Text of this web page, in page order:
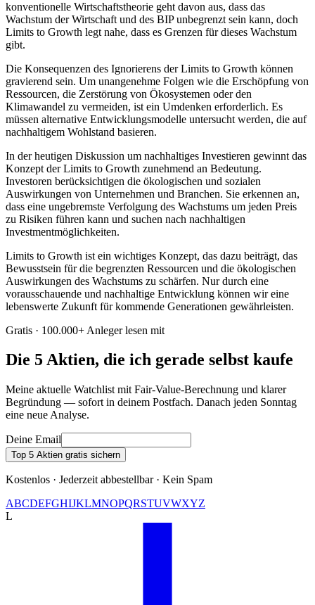
konventionelle Wirtschaftstheorie geht davon aus, dass das
Wachstum der Wirtschaft und des BIP unbegrenzt sein kann, doch
Limits to Growth legt nahe, dass es Grenzen für dieses Wachstum
gibt.
Die Konsequenzen des Ignorierens der Limits to Growth können
gravierend sein. Um unangenehme Folgen wie die Erschöpfung von
Ressourcen, die Zerstörung von Ökosystemen oder den
Klimawandel zu vermeiden, ist ein Umdenken erforderlich. Es
müssen alternative Entwicklungsmodelle untersucht werden, die auf
nachhaltigem Wohlstand basieren.
In der heutigen Diskussion um nachhaltiges Investieren gewinnt das
Konzept der Limits to Growth zunehmend an Bedeutung.
Investoren berücksichtigen die ökologischen und sozialen
Auswirkungen von Unternehmen und Branchen. Sie erkennen an,
dass eine ungebremste Verfolgung des Wachstums um jeden Preis
zu Risiken führen kann und suchen nach nachhaltigen
Investmentmöglichkeiten.
Limits to Growth ist ein wichtiges Konzept, das dazu beiträgt, das
Bewusstsein für die begrenzten Ressourcen und die ökologischen
Auswirkungen des Wachstums zu schärfen. Nur durch eine
vorausschauende und nachhaltige Entwicklung können wir eine
lebenswerte Zukunft für kommende Generationen gewährleisten.
Gratis · 100.000+ Anleger lesen mit
Die 5 Aktien, die ich gerade selbst kaufe
Meine aktuelle Watchlist mit Fair-Value-Berechnung und klarer
Begründung — sofort in deinem Postfach. Danach jeden Sonntag
eine neue Analyse.
Deine Email
Top 5 Aktien gratis sichern
Kostenlos · Jederzeit abbestellbar · Kein Spam
ABCDEFGHIJKLMNOPQRSTUVWXYZ
L